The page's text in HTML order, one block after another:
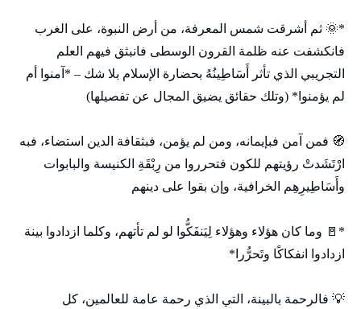
*🌞 ثم أشرقت شمس المعرفة، من أرض النبوة، على الغرب
فانكشفت عنه ظلمة القرون الوسطى فانبثق فيهم العلم
التجريبي الذي تأثر أَسَاطِينُهُ بحضارة الإسلام بلا شك – *آمنوا أم
لم يؤمنوا* (وتلك حقائق يضيق المجال عن تفصيلها)
🧭 فمن آمن فبإيمانه، ومن لم يؤمن، فبثقافة الدين استضاء، فبه
ارْتَشَدتْ رؤيتهم للكون فتحرروا من رِبْقَةِ الكنيسة والبابوات
وأَسَاطِيرِهِم الخرافية، وإن بقوا على دينهم
*🚪 وما كان هؤلاء وهؤلاء لِيَنفَكُّوا لو لم تأتهم، وكلما ازدادوا بينة
ازدادوا انفكاكًا وتَحرُّرا*
💡 فالرحمة بالبينة، التي الذي رحمة عامة للعالمين، كل